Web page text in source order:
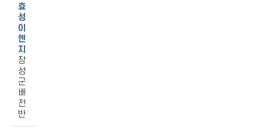
효
성
이
엔
지
장
성
군
배
전
반